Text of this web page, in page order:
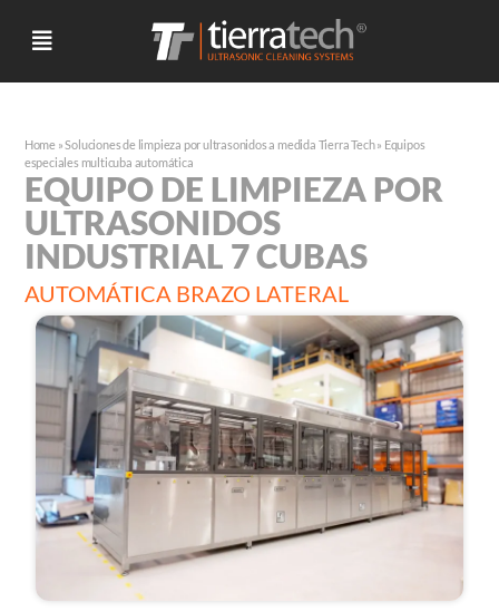
Home »Soluciones de limpieza por ultrasonidos a medida Tierra Tech» Equipos
especiales multicuba automática
EQUIPO DE LIMPIEZA POR
ULTRASONIDOS
INDUSTRIAL 7 CUBAS
AUTOMÁTICA BRAZO LATERAL